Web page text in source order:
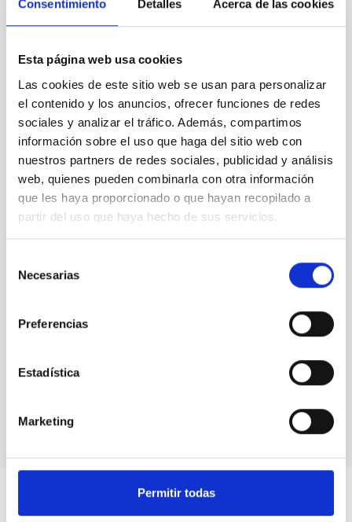
Consentimiento Detalles Acerca de las cookies
Esta página web usa cookies
Las cookies de este sitio web se usan para personalizar
el contenido y los anuncios, ofrecer funciones de redes
sociales y analizar el tráfico. Además, compartimos
información sobre el uso que haga del sitio web con
nuestros partners de redes sociales, publicidad y análisis
web, quienes pueden combinarla con otra información
que les haya proporcionado o que hayan recopilado a
partir del uso que haya hecho de sus servicios.
Necesarias
Preferencias
Estadística
Marketing
Permitir todas
PUBLIC